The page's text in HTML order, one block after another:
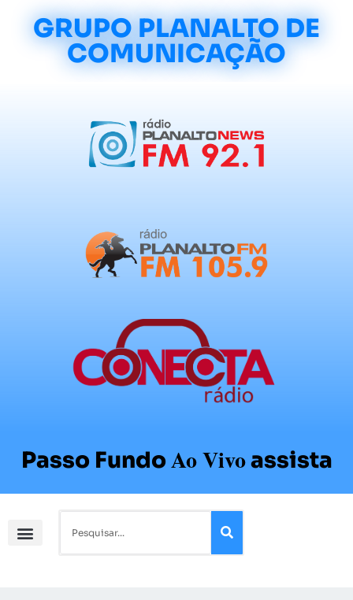
GRUPO PLANALTO DE
COMUNICAÇÃO
Passo FundoAo Vivoassista